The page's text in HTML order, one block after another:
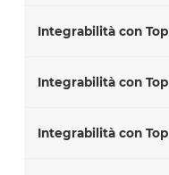
Integrabilità con Top
Integrabilità con Top
Integrabilità con Top